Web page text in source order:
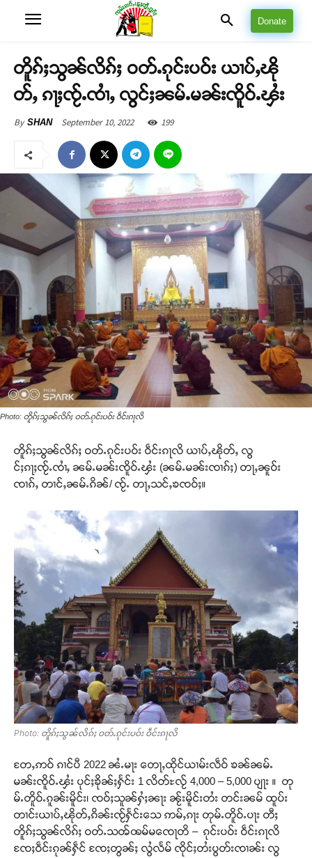
Donate
တိူၵ်ႈသွၼ်လိၵ်ႈ ဝတ်ႉၵုင်းပဝ်း ယၢပ်ႇၽို
တ်ႇ ၵႃႈၸႂ်ႉၸၢႆႇ လွင်ႈၼမ်ႉမၼ်းၸိူဝ်ႉၾႆး
By SHAN September 10, 2022 199
Photo: တိူၵ်ႈသွၼ်လိၵ်ႈ ဝတ်ႉၵုင်းပဝ်း ဝဵင်းၵႃလိ
တိူၵ်ႈသွၼ်လိၵ်ႈ ဝတ်ႉၵုင်းပဝ်း ဝဵင်းၵႃလိ ယၢပ်ႇၽိုတ်ႇ လွ
င်ႈၵႃႈၸႂ်ႉၸၢႆႇ ၼမ်ႉမၼ်းၸိူဝ်ႉၾႆး (ၼမ်ႉမၼ်းၸၢၵ်ႈ) တႃႇၼူဝ်း
ၸၢၵ်ႇ တၢင်ႇၼမ်ႉၵိၼ်/ ၸႂ်ႉ တႃႇသင်ႇၶၸဝ်ႈ။
Photo: တိူၵ်ႈသွၼ်လိၵ်ႈ ဝတ်ႉၵုင်းပဝ်း ဝဵင်းၵႃလိ
တႄႇဢဝ် ၵၢင်ပီ 2022 ၼႆႉမႃး တေႃႇထိုင်ယၢမ်းလဵဝ် ၶၼ်ၼမ်ႉ
မၼ်းၸိူဝ်ႉၾႆး ပုင်ႈၶိုၼ်ႈႁႅင်း 1 လိတ်ႊလႂ် 4,000 – 5,000 ပျႃး ။ တု
မ်ႉတိူဝ်ႉၵူၼ်းမိူင်း၊ ၸဝ်ႈသူၼ်ႁႆႈၼႃး ၼႂ်းမိူင်းတႆး တင်းၼမ် ထူပ်း
တၢင်းယၢပ်ႇၽိုတ်ႇၵိၼ်းၸႂ်ႁႅင်းသေ ဢမ်ႇၵႃး တုမ်ႉတိူဝ်ႉပႃး တီႈ
တိူၵ်ႈသွၼ်လိၵ်ႈ ဝတ်ႉသၻ်ꩪမ်မၸေႃတိ – ၵုင်းပဝ်း ဝဵင်းၵႃလိ
ၸႄႈဝဵင်းၵုၼ်ႁဵင် ၸႄႈတွၼ်ႈ လွႆလႅမ် ၸိုင်ႈတႆးပွတ်းၸၢၼ်း လွ